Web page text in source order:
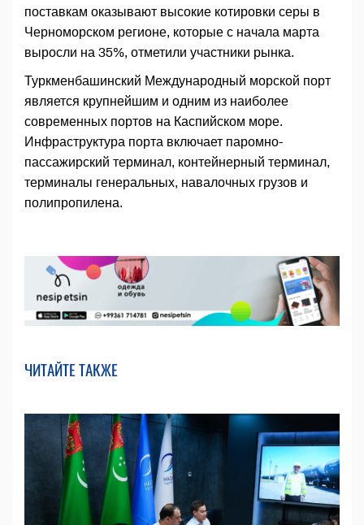
поставкам оказывают высокие котировки серы в
Черноморском регионе, которые с начала марта
выросли на 35%, отметили участники рынка.
Туркменбашинский Международный морской порт
является крупнейшим и одним из наиболее
современных портов на Каспийском море.
Инфраструктура порта включает паромно-
пассажирский терминал, контейнерный терминал,
терминалы генеральных, навалочных грузов и
полипропилена.
ЧИТАЙТЕ ТАКЖЕ